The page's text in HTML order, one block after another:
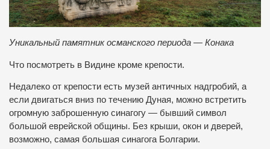
Уникальный памятник османского периода — Конака
Что посмотреть в Видине кроме крепости.
Недалеко от крепости есть музей античных надгробий, а
если двигаться вниз по течению Дуная, можно встретить
огромную заброшенную синагогу — бывший символ
большой еврейской общины. Без крыши, окон и дверей,
возможно, самая большая синагога Болгарии.